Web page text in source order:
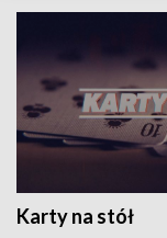
Karty na stół